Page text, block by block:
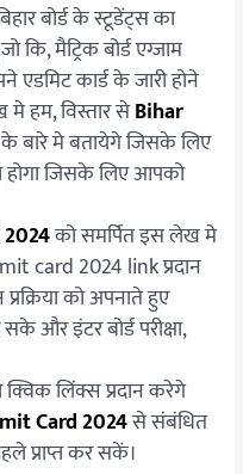
बोर्ड के स्टूडेंट्स का
कि, मैट्रिक बोर्ड एग्जाम
कार्ड के जारी होने
हम, विस्तार सेBihar
के बारे मे बतायेगे जिसके लिए
जिसके लिए आपको
को समर्पित इस लेख मे
card 2024 link प्रदान
को अपनाते हुए
और इंटर बोर्ड परीक्षा,
लिंक्स प्रदान करेगे
Card 2024से संबंधित
प्राप्त कर सकें।